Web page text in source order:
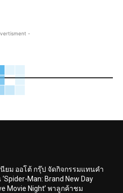
-
ยม ออโต้ กรุ๊ป จัดกิจกรรมแทนคำ
Man: Brand New Day
Movie Night’ พาลูกค้าชม